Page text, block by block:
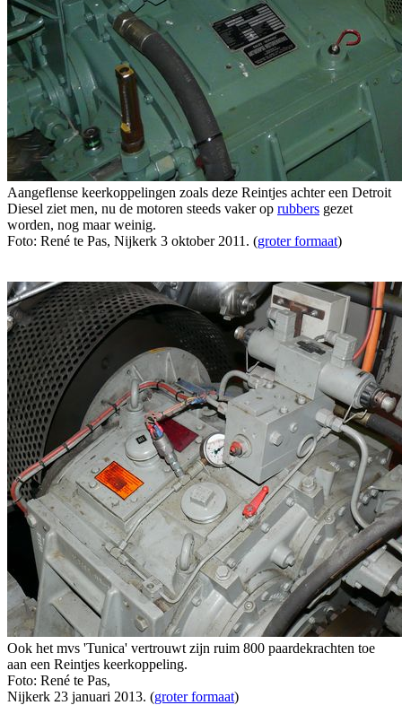
Aangeflense keerkoppelingen zoals deze Reintjes achter een Detroit
Diesel ziet men, nu de motoren steeds vaker op rubbers gezet
worden, nog maar weinig.
Foto: René te Pas, Nijkerk 3 oktober 2011. (groter formaat)
Ook het mvs 'Tunica' vertrouwt zijn ruim 800 paardekrachten toe
aan een Reintjes keerkoppeling.
Foto: René te Pas,
Nijkerk 23 januari 2013. (groter formaat)